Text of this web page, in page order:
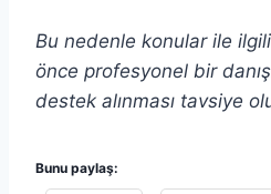
Bu nedenle konular ile
önce profesyonel bir
destek alınması tavsiye
Bunu paylaş: